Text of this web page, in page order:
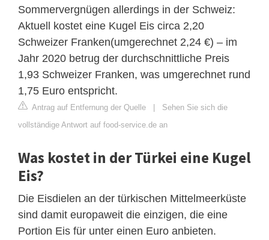
Sommervergnügen allerdings in der Schweiz:
Aktuell kostet eine Kugel Eis circa 2,20
Schweizer Franken(umgerechnet 2,24 €) – im
Jahr 2020 betrug der durchschnittliche Preis
1,93 Schweizer Franken, was umgerechnet rund
1,75 Euro entspricht.
Antrag auf Entfernung der Quelle | Sehen Sie sich die
vollständige Antwort auf food-service.de an
Was kostet in der Türkei eine Kugel
Eis?
Die Eisdielen an der türkischen Mittelmeerküste
sind damit europaweit die einzigen, die eine
Portion Eis für unter einen Euro anbieten.